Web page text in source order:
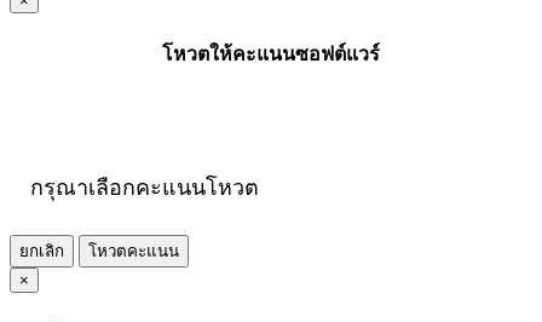
โหวตให้คะแนนซอฟต์แวร์
กรุณาเลือกคะแนนโหวต
ยกเลิก
โหวตคะแนน
×